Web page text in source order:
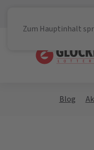
Zum Hauptinhalt
Blog